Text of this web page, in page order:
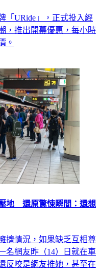
「URide」，正式投入經
，推出開幕優惠，每小時
。
地 還原驚悚瞬間：還想
擠情況，如果缺乏互相尊
名網友昨（14）日就在車
反咬是網友推她，甚至在